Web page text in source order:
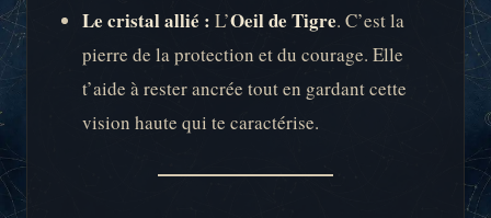
Le cristal allié : L’Oeil de Tigre. C’est la
pierre de la protection et du courage. Elle
t’aide à rester ancrée tout en gardant cette
vision haute qui te caractérise.